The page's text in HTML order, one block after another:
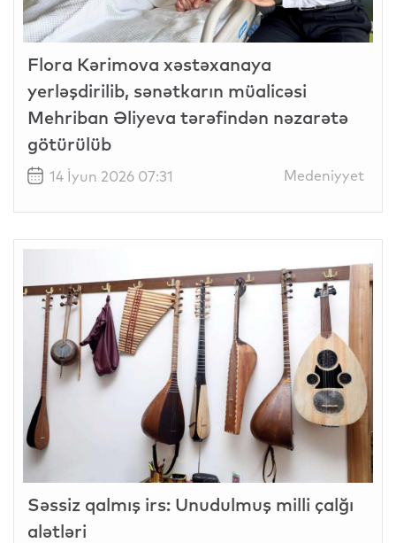
Flora Kərimova xəstəxanaya
yerləşdirilib, sənətkarın müalicəsi
Mehriban Əliyeva tərəfindən nəzarətə
götürülüb
14 İyun 2026 07:31 Medeniyyet
Səssiz qalmış irs: Unudulmuş milli çalğı
alətləri